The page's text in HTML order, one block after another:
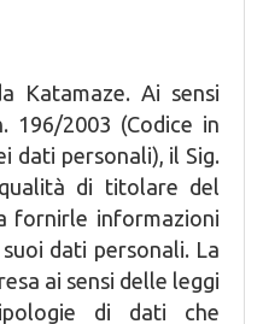
Katamaze. Ai sensi
196/2003 (Codice in
dati personali), il Sig.
di titolare del
fornirle informazioni
dati personali. La
ai sensi delle leggi
di dati che